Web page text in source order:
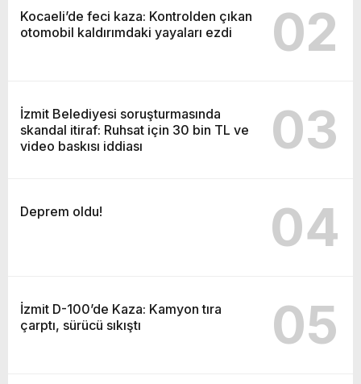
Kocaeli’de feci kaza: Kontrolden çıkan
otomobil kaldırımdaki yayaları ezdi
02
İzmit Belediyesi soruşturmasında
skandal itiraf: Ruhsat için 30 bin TL ve
video baskısı iddiası
03
Deprem oldu! 04
İzmit D-100’de Kaza: Kamyon tıra
çarptı, sürücü sıkıştı
05